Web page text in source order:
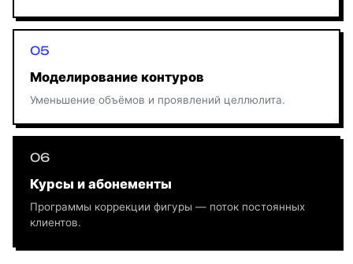
Моделирование контуров
Уменьшение объёмов и проявлений целлюлита.
Курсы и абонементы
Программы коррекции фигуры — поток постоянных
клиентов.